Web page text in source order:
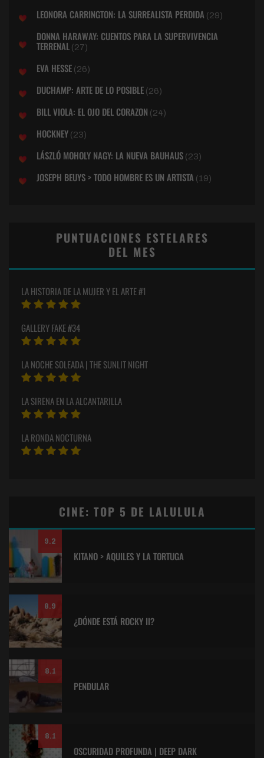
LEONORA CARRINGTON: LA SURREALISTA PERDIDA (29)
DONNA HARAWAY: CUENTOS PARA LA SUPERVIVENCIA
TERRENAL (27)
EVA HESSE (26)
DUCHAMP: ARTE DE LO POSIBLE (26)
BILL VIOLA: EL OJO DEL CORAZON (24)
HOCKNEY (23)
LÁSZLÓ MOHOLY NAGY: LA NUEVA BAUHAUS (23)
JOSEPH BEUYS > TODO HOMBRE ES UN ARTISTA (19)
PUNTUACIONES ESTELARES
DEL MES
LA HISTORIA DE LA MUJER Y EL ARTE #1
GALLERY FAKE #34
LA NOCHE SOLEADA | THE SUNLIT NIGHT
LA SIRENA EN LA ALCANTARILLA
LA RONDA NOCTURNA
CINE: TOP 5 DE LALULULA
9.2
KITANO > AQUILES Y LA TORTUGA
8.9
¿DÓNDE ESTÁ ROCKY II?
8.1
PENDULAR
8.1
OSCURIDAD PROFUNDA | DEEP DARK